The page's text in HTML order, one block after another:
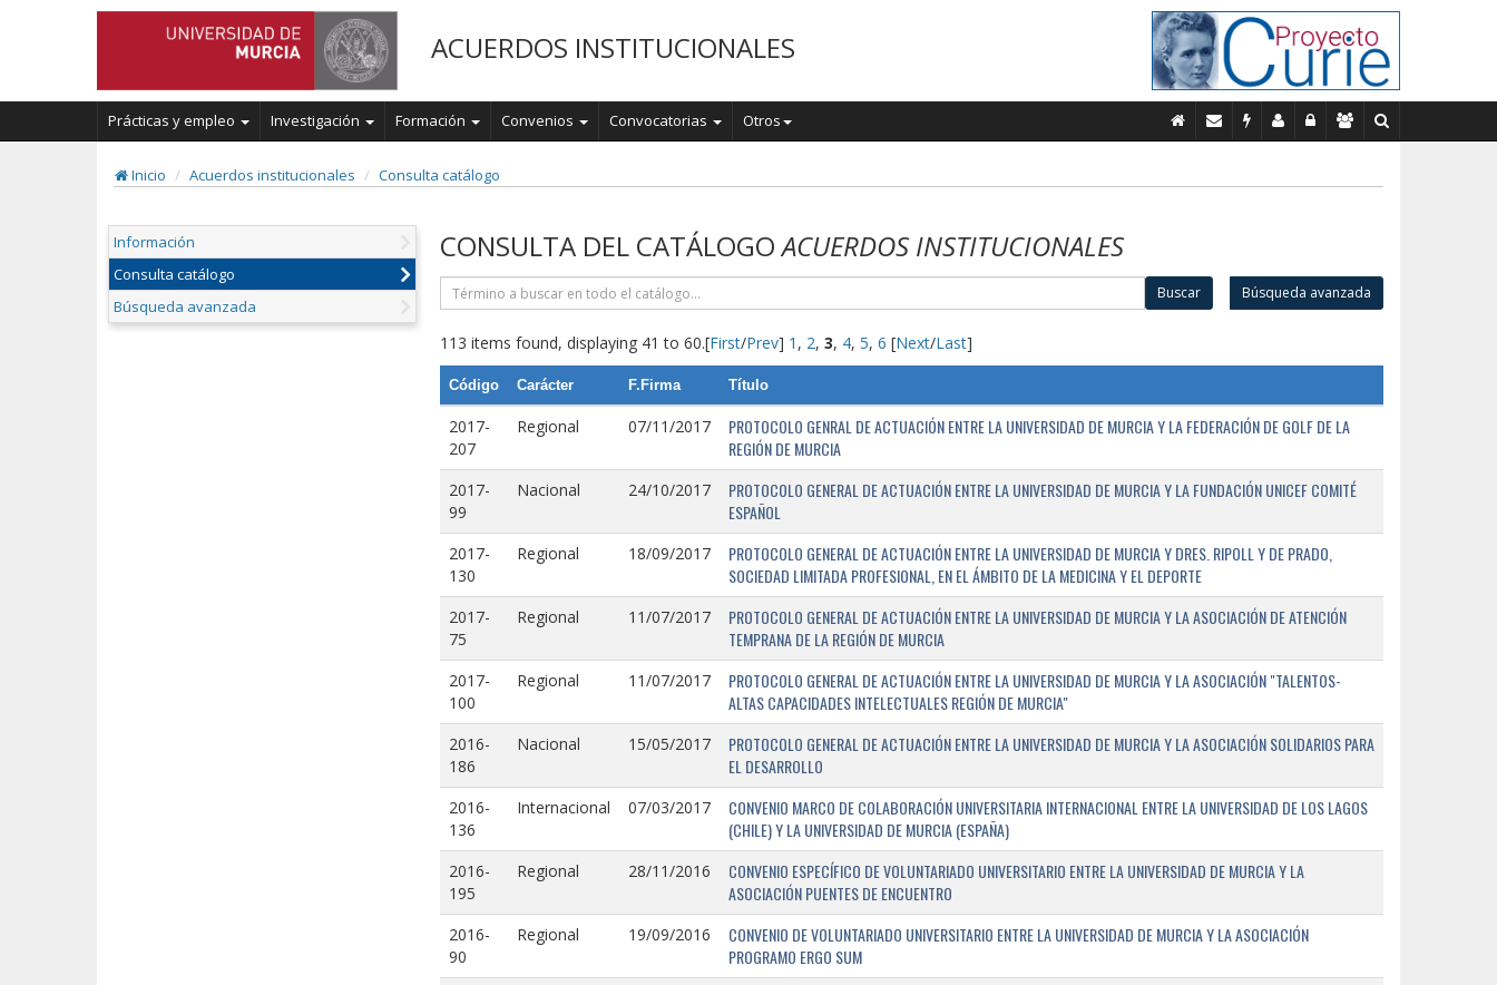
ACUERDOS INSTITUCIONALES
Prácticas y empleo Investigación Formación Convenios Convocatorias Otros
Inicio Acuerdos institucionales Consulta catálogo
Información
Consulta catálogo
Búsqueda avanzada
CONSULTA DEL CATÁLOGOACUERDOS INSTITUCIONALES
Buscar Búsqueda avanzada
113 items found, displaying 41 to 60.[First/Prev] 1 , 2, 3, 4, 5, 6 [Next/Last]
Código Carácter F.Firma Título
2017-
207
Regional 07/11/2017
PROTOCOLO GENRAL DE ACTUACIÓN ENTRE LA UNIVERSIDAD DE MURCIA Y LA FEDERACIÓN DE GOLF DE LA
REGIÓN DE MURCIA
2017-
99
Nacional 24/10/2017
PROTOCOLO GENERAL DE ACTUACIÓN ENTRE LA UNIVERSIDAD DE MURCIA Y LA FUNDACIÓN UNICEF COMITÉ
ESPAÑOL
2017-
130
Regional 18/09/2017
PROTOCOLO GENERAL DE ACTUACIÓN ENTRE LA UNIVERSIDAD DE MURCIA Y DRES. RIPOLL Y DE PRADO,
SOCIEDAD LIMITADA PROFESIONAL, EN EL ÁMBITO DE LA MEDICINA Y EL DEPORTE
2017-
75
Regional 11/07/2017
PROTOCOLO GENERAL DE ACTUACIÓN ENTRE LA UNIVERSIDAD DE MURCIA Y LA ASOCIACIÓN DE ATENCIÓN
TEMPRANA DE LA REGIÓN DE MURCIA
2017-
100
Regional 11/07/2017
PROTOCOLO GENERAL DE ACTUACIÓN ENTRE LA UNIVERSIDAD DE MURCIA Y LA ASOCIACIÓN "TALENTOS-
ALTAS CAPACIDADES INTELECTUALES REGIÓN DE MURCIA"
2016-
186
Nacional 15/05/2017
PROTOCOLO GENERAL DE ACTUACIÓN ENTRE LA UNIVERSIDAD DE MURCIA Y LA ASOCIACIÓN SOLIDARIOS PARA
EL DESARROLLO
2016-
136
Internacional 07/03/2017
CONVENIO MARCO DE COLABORACIÓN UNIVERSITARIA INTERNACIONAL ENTRE LA UNIVERSIDAD DE LOS LAGOS
(CHILE) Y LA UNIVERSIDAD DE MURCIA (ESPAÑA)
2016-
195
Regional 28/11/2016
CONVENIO ESPECÍFICO DE VOLUNTARIADO UNIVERSITARIO ENTRE LA UNIVERSIDAD DE MURCIA Y LA
ASOCIACIÓN PUENTES DE ENCUENTRO
2016-
90
Regional 19/09/2016
CONVENIO DE VOLUNTARIADO UNIVERSITARIO ENTRE LA UNIVERSIDAD DE MURCIA Y LA ASOCIACIÓN
PROGRAMO ERGO SUM